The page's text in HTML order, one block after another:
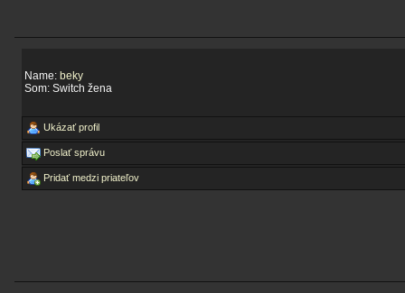
Name: beky
Som: Switch žena
Ukázať profil
Poslať správu
Pridať medzi priateľov